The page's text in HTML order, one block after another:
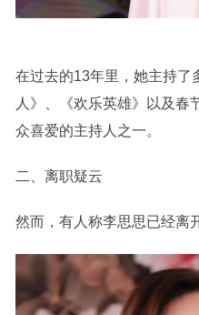
在过去的13年里，她主持了
人》、《欢乐英雄》以及春
众喜爱的主持人之一。
二、离职疑云
然而，有人称李思思已经离